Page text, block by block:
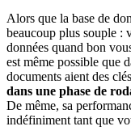
Alors que la base de
beaucoup plus souple :
données quand bon
est même possible que
documents aient des
dans une phase de
De même, sa
indéfiniment tant que